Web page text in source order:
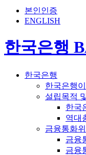
본인인증
ENGLISH
한국은행
한국은행
한국은행
설립목적
한국
역대
금융통화
금융
금융